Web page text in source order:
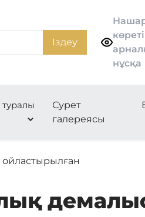
Іздеу
нұсқа
туралы
Сурет
галереясы